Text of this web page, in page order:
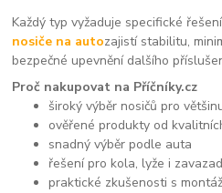
Každý typ vyžaduje specifické
nosiče na autozajistí stabilitu,
bezpečné upevnění dalšího
Proč nakupovat na Příčníky.cz
široký výběr nosičů pro
ověřené produkty od
snadný výběr podle auta
řešení pro kola, lyže i
praktické zkušenosti s